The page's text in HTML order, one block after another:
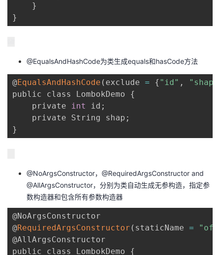
}
}
@EqualsAndHashCode为类生成equals和hasCode方法
@EqualsAndHashCode ( exclude = { "id" ,
public class LombokDemo {
    private
int id ;
    private String shap
;
}
@NoArgsConstructor，@RequiredArgsConstructor and
@AllArgsConstructor，分别为类自动生成无参构造，指定参
数构造器和包含所有参数构造器
@NoArgsConstructor
@RequiredArgsConstructor ( staticName = "of"
@AllArgsConstructor
public class LombokDemo {